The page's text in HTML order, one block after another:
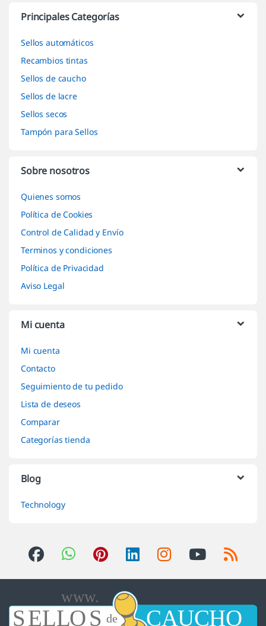
Principales Categorías
Sellos automáticos
Recambios tintas
Sellos de caucho
Sellos de lacre
Sellos secos
Tampón para Sellos
Sobre nosotros
Quienes somos
Política de Cookies
Control de Calidad y Envío
Terminos y condiciones
Política de Privacidad
Aviso Legal
Mi cuenta
Mi cuenta
Contacto
Seguimiento de tu pedido
Lista de deseos
Comparar
Categorías tienda
Blog
Technology